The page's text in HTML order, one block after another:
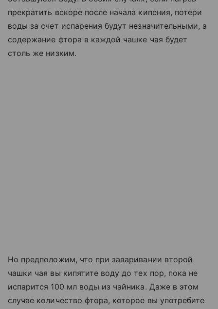
прекратить вскоре после начала кипения, потери
воды за счет испарения будут незначительными, а
содержание фтора в каждой чашке чая будет
столь же низким.
Но предположим, что при заваривании второй
чашки чая вы кипятите воду до тех пор, пока не
испарится 100 мл воды из чайника. Даже в этом
случае количество фтора, которое вы употребите